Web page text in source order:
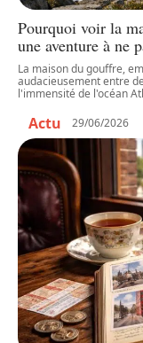
Pourquoi voir la
une aventure à ne
La maison du gouffre,
audacieusement entre
l'immensité de l'océan
Actu 29/06/2026